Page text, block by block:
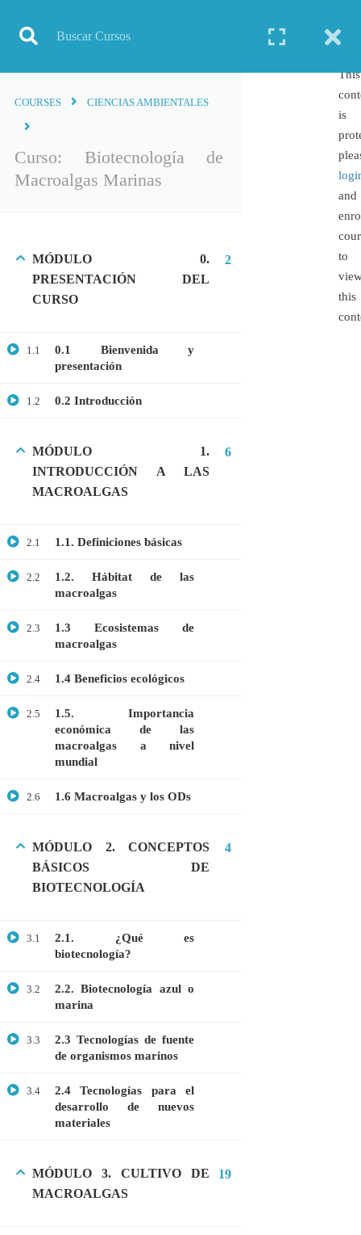
Curso: Biotecnología de Macroalgas Marinas
COURSES CIENCIAS AMBIENTALES
Curso: Biotecnología de
Macroalgas Marinas
MÓDULO 0.
PRESENTACIÓN DEL
CURSO
2
1.1
0.1 Bienvenida y
presentación
1.2 0.2 Introducción
MÓDULO 1.
INTRODUCCIÓN A LAS
MACROALGAS
6
2.1 1.1. Definiciones básicas
2.2
1.2. Hábitat de las
macroalgas
2.3
1.3 Ecosistemas de
macroalgas
2.4 1.4 Beneficios ecológicos
2.5
1.5. Importancia
económica de las
macroalgas a nivel
mundial
2.6 1.6 Macroalgas y los ODs
MÓDULO 2. CONCEPTOS
BÁSICOS DE
BIOTECNOLOGÍA
4
3.1
2.1. ¿Qué es
biotecnología?
3.2
2.2. Biotecnología azul o
marina
3.3
2.3 Tecnologías de fuente
de organismos marinos
3.4
2.4 Tecnologías para el
desarrollo de nuevos
materiales
MÓDULO 3. CULTIVO DE
MACROALGAS
19
This
is
and
to
this
TODOS LOS CURSOS
BIOINFORMÁTICA
BIOTECNOLOGÍA
CIENCIAS AMBIENTALES
ESPECIALIZACIÓN
GENÉTICA
MEDICINA
PROTEÓMICA
$20.00$10.00
$25.00$10.00
Webinar: Introducción a la Ingeniería
info@cognitaconecta.com
Bioinformática